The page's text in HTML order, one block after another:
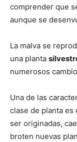
comprender que
aunque se
La malva se
una planta
numerosos
Una de las
clase de planta es
ser originadas,
broten nuevas